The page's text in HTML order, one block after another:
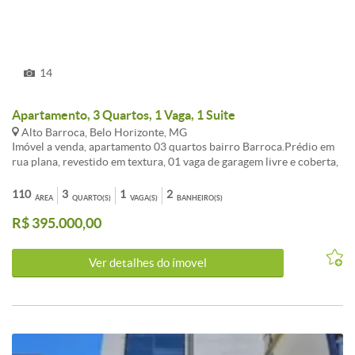
14
Apartamento, 3 Quartos, 1 Vaga, 1 Suite
Alto Barroca, Belo Horizonte, MG
Imóvel a venda, apartamento 03 quartos bairro Barroca.Prédio em
rua plana, revestido em textura, 01 vaga de garagem livre e coberta,
festa). Apartamento com 02 salas separadas piso em tábua corrida,
03 quartos com armários piso em tábua corrida,02 banhos sendo 01
suíte com piso em cerâmica, bancadas em mármore, cozinha com
ÁREA
110 QUARTO(S)
3 VAGA(S)
1 BANHEIRO(S)
2
R$ 395.000,00
Ver detalhes do ímovel